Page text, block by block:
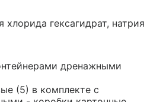
гексагидрат, натрия
дренажными
(5) в комплекте с